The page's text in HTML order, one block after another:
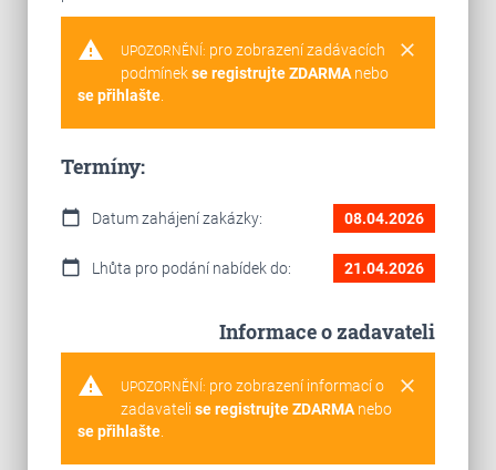
warning clear
UPOZORNĚNÍ: pro zobrazení zadávacích
podmínekse registrujte ZDARMAnebo
se přihlašte.
Termíny:
calendar_today Datum zahájení zakázky: 08.04.2026
calendar_today Lhůta pro podání nabídek do: 21.04.2026
Informace o zadavateli
warning clear
UPOZORNĚNÍ: pro zobrazení informací o
zadavateli se registrujte ZDARMAnebo
se přihlašte.